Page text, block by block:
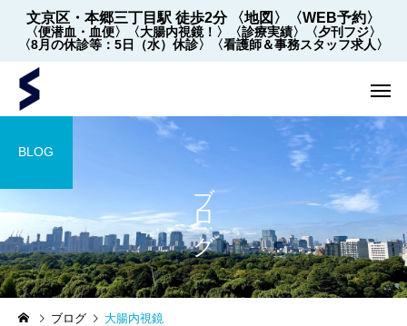
文京区・本郷三丁目駅 徒歩2分 〈地図〉 〈WEB予約〉
〈便潜血・血便〉 〈大腸内視鏡！〉 〈診療実績〉
〈夕刊フジ〉
〈8月の休診等：5日（水）休診〉
〈看護師＆事務スタッフ求人〉
内視鏡 内視鏡
ブログ
BLOG
ブログ 大腸内視鏡